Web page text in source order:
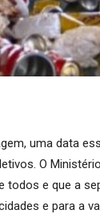
uma data
O
todos e que a
e para a